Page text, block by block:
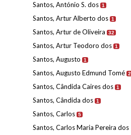
Santos, António S. dos 1
Santos, Artur Alberto dos 1
Santos, Artur de Oliveira 32
Santos, Artur Teodoro dos 1
Santos, Augusto 1
Santos, Augusto Edmund Tomé 2
Santos, Cândida Caires dos 1
Santos, Cândida dos 1
Santos, Carlos 5
Santos, Carlos Maria Pereira dos